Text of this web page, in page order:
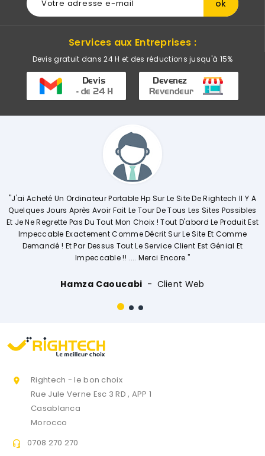
Services aux Entreprises :
Devis gratuit dans 24 H et des réductions jusqu'à 15%
Portable Hp Sur Le Site De Rightech Il Y A
Avoir Fait Le Tour De Tous Les Sites Possibles
Pas Du Tout Mon Choix ! Tout D'abord Le Produit Est
Comme Décrit Sur Le Site Et Comme
Par Dessus Tout Le Service Client Est Génial Et
Impeccable !! .... Merci Encore."
Caoucabi Client Web
"Commerciale
Explique De
Opérations.

Rightech - le bon choix
Rue Jule Verne Esc 3 RD , APP 1
Casablanca
Morocco
 0708 270 270